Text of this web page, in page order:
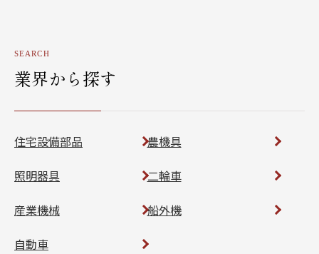
SEARCH
業界から探す
住宅設備部品
農機具
照明器具
二輪車
産業機械
船外機
自動車